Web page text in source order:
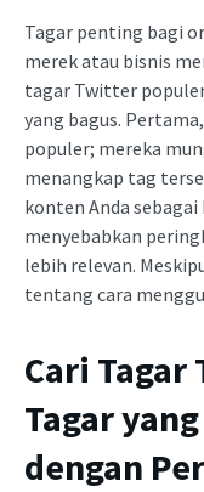
Tagar penting bagi
merek atau bisnis
tagar Twitter
yang bagus.
populer; mereka
menangkap tag
konten Anda
menyebabkan
lebih relevan.
tentang cara
Cari
Tagar
dengan